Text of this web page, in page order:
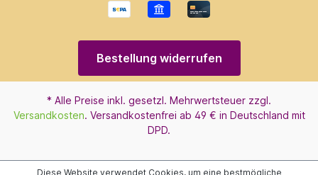
Bestellung widerrufen
* Alle Preise inkl. gesetzl. Mehrwertsteuer zzgl.
Versandkosten. Versandkostenfrei ab 49 € in Deutschland mit
DPD.
Diese Website verwendet Cookies, um eine bestmögliche